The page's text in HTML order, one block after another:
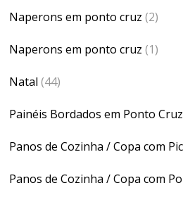
Naperons em ponto cruz (2)
Naperons em ponto cruz (1)
Natal (44)
Painéis Bordados em Ponto Cruz
Panos de Cozinha / Copa com
Panos de Cozinha / Copa com